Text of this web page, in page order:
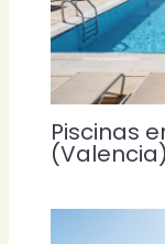
Piscinas
(Valencia)